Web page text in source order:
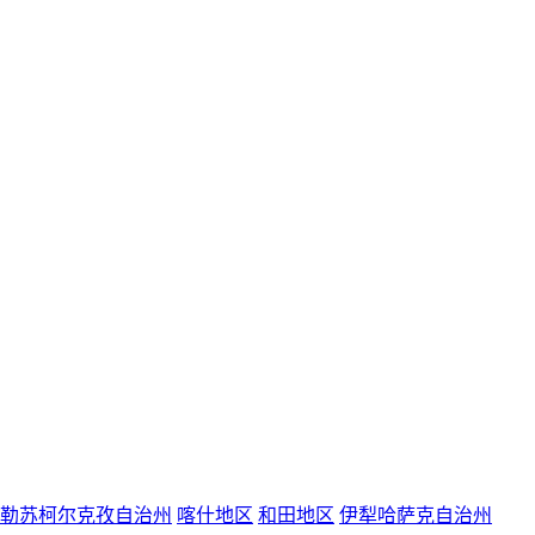
苏柯尔克孜自治州 喀什地区 和田地区 伊犁哈萨克自治州